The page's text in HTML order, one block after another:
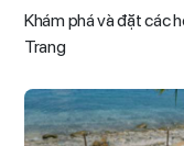
Khám phá và đặt các
Trang